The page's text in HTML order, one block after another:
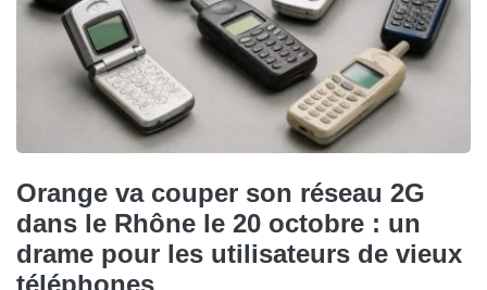
Orange va couper son réseau 2G
dans le Rhône le 20 octobre : un
drame pour les utilisateurs de vieux
téléphones